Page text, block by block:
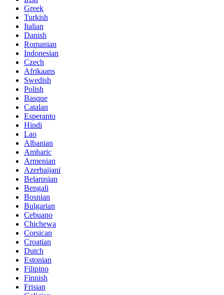
Greek
Turkish
Italian
Danish
Romanian
Indonesian
Czech
Afrikaans
Swedish
Polish
Basque
Catalan
Esperanto
Hindi
Lao
Albanian
Amharic
Armenian
Azerbaijani
Belarusian
Bengali
Bosnian
Bulgarian
Cebuano
Chichewa
Corsican
Croatian
Dutch
Estonian
Filipino
Finnish
Frisian